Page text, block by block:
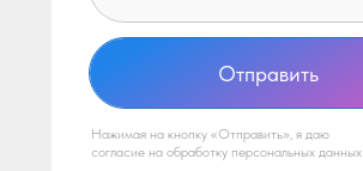
Нажимая на кнопку «Отправить», я даю
согласие на обработку персональных данных
Отправить